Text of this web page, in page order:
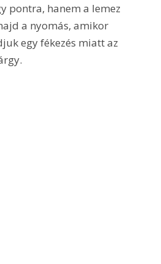
pontra, hanem a lemez
a nyomás, amikor
egy fékezés miatt az